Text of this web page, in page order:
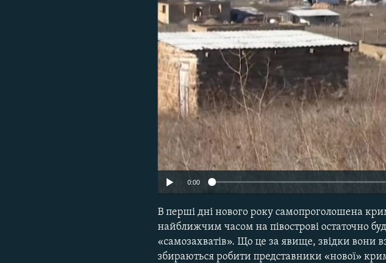
0:00
В перші дні нового року самопроголошена
найближчим часом на півострові остаточно
«самозахватів». Що це за явище, звідки вони
збираються робити представники «нової»